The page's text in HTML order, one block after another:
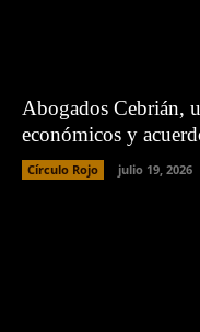
Abogados Cebrián,
económicos y
Círculo Rojo julio 19, 2026